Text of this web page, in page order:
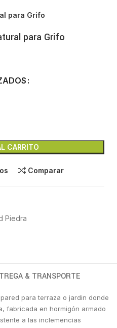
para Grifo
para Grifo
CARRITO
Comparar
Piedra
& TRANSPORTE
para terraza o jardin donde
fabricada en hormigón armado
a las inclemencias